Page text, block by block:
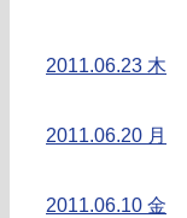
2011.06.23 木
2011.06.20 月
2011.06.10 金